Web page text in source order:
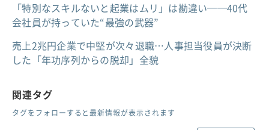
「特別なスキルないと起業はムリ」は勘違い──40代
会社員が持っていた“最強の武器”
売上2兆円企業で中堅が次々退職…人事担当役員が決断
した「年功序列からの脱却」全貌
関連タグ
タグをフォローすると最新情報が表示されます